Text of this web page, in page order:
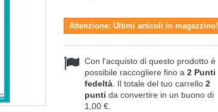
Attenzione: Ultimi articoli in magazzino!
Con l'acquisto di questo prodotto è
possibile raccogliere fino a 2 Punti
fedeltà . Il totale del tuo carrello 2
punti da convertire in un buono di
1,00 €